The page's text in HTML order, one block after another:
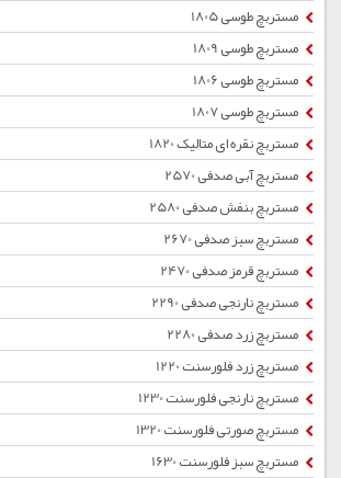
مستربچ طوسی 1805
مستربچ طوسی 1809
مستربچ طوسی 1806
مستربچ طوسی 1807
مستربچ نقره ای متالیک 1820
مستربچ آبی صدفی 2570
مستربچ بنفش صدفی 2580
مستربچ سبز صدفی 2670
مستربچ قرمز صدفی 2470
مستربچ نارنجی صدفی 2290
مستربچ زرد صدفی 2280
مستربچ زرد فلورسنت 1220
مستربچ نارنجی فلورسنت 1230
مستربچ صورتی فلورسنت 1320
مستربچ سبز فلورسنت 1630